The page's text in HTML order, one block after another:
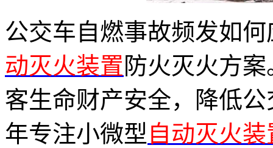
公交车自燃事故频发如
动灭火装置 防火灭火方
客生命财产安全，降低
年专注小微型 自动灭火装